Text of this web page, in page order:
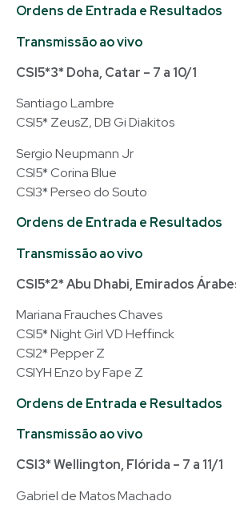
Ordens de Entrada e Resultados
Transmissão ao vivo
CSI5*3* Doha, Catar – 7 a 10/1
Santiago Lambre
CSI5* ZeusZ, DB Gi Diakitos
Sergio Neupmann Jr
CSI5* Corina Blue
CSI3* Perseo do Souto
Ordens de Entrada e Resultados
Transmissão ao vivo
CSI5*2* Abu Dhabi, Emirados
Mariana Frauches Chaves
CSI5* Night Girl VD Heffinck
CSI2* Pepper Z
CSIYH Enzo by Fape Z
Ordens de Entrada e Resultados
Transmissão ao vivo
CSI3* Wellington, Flórida – 7 a 11/1
Gabriel de Matos Machado